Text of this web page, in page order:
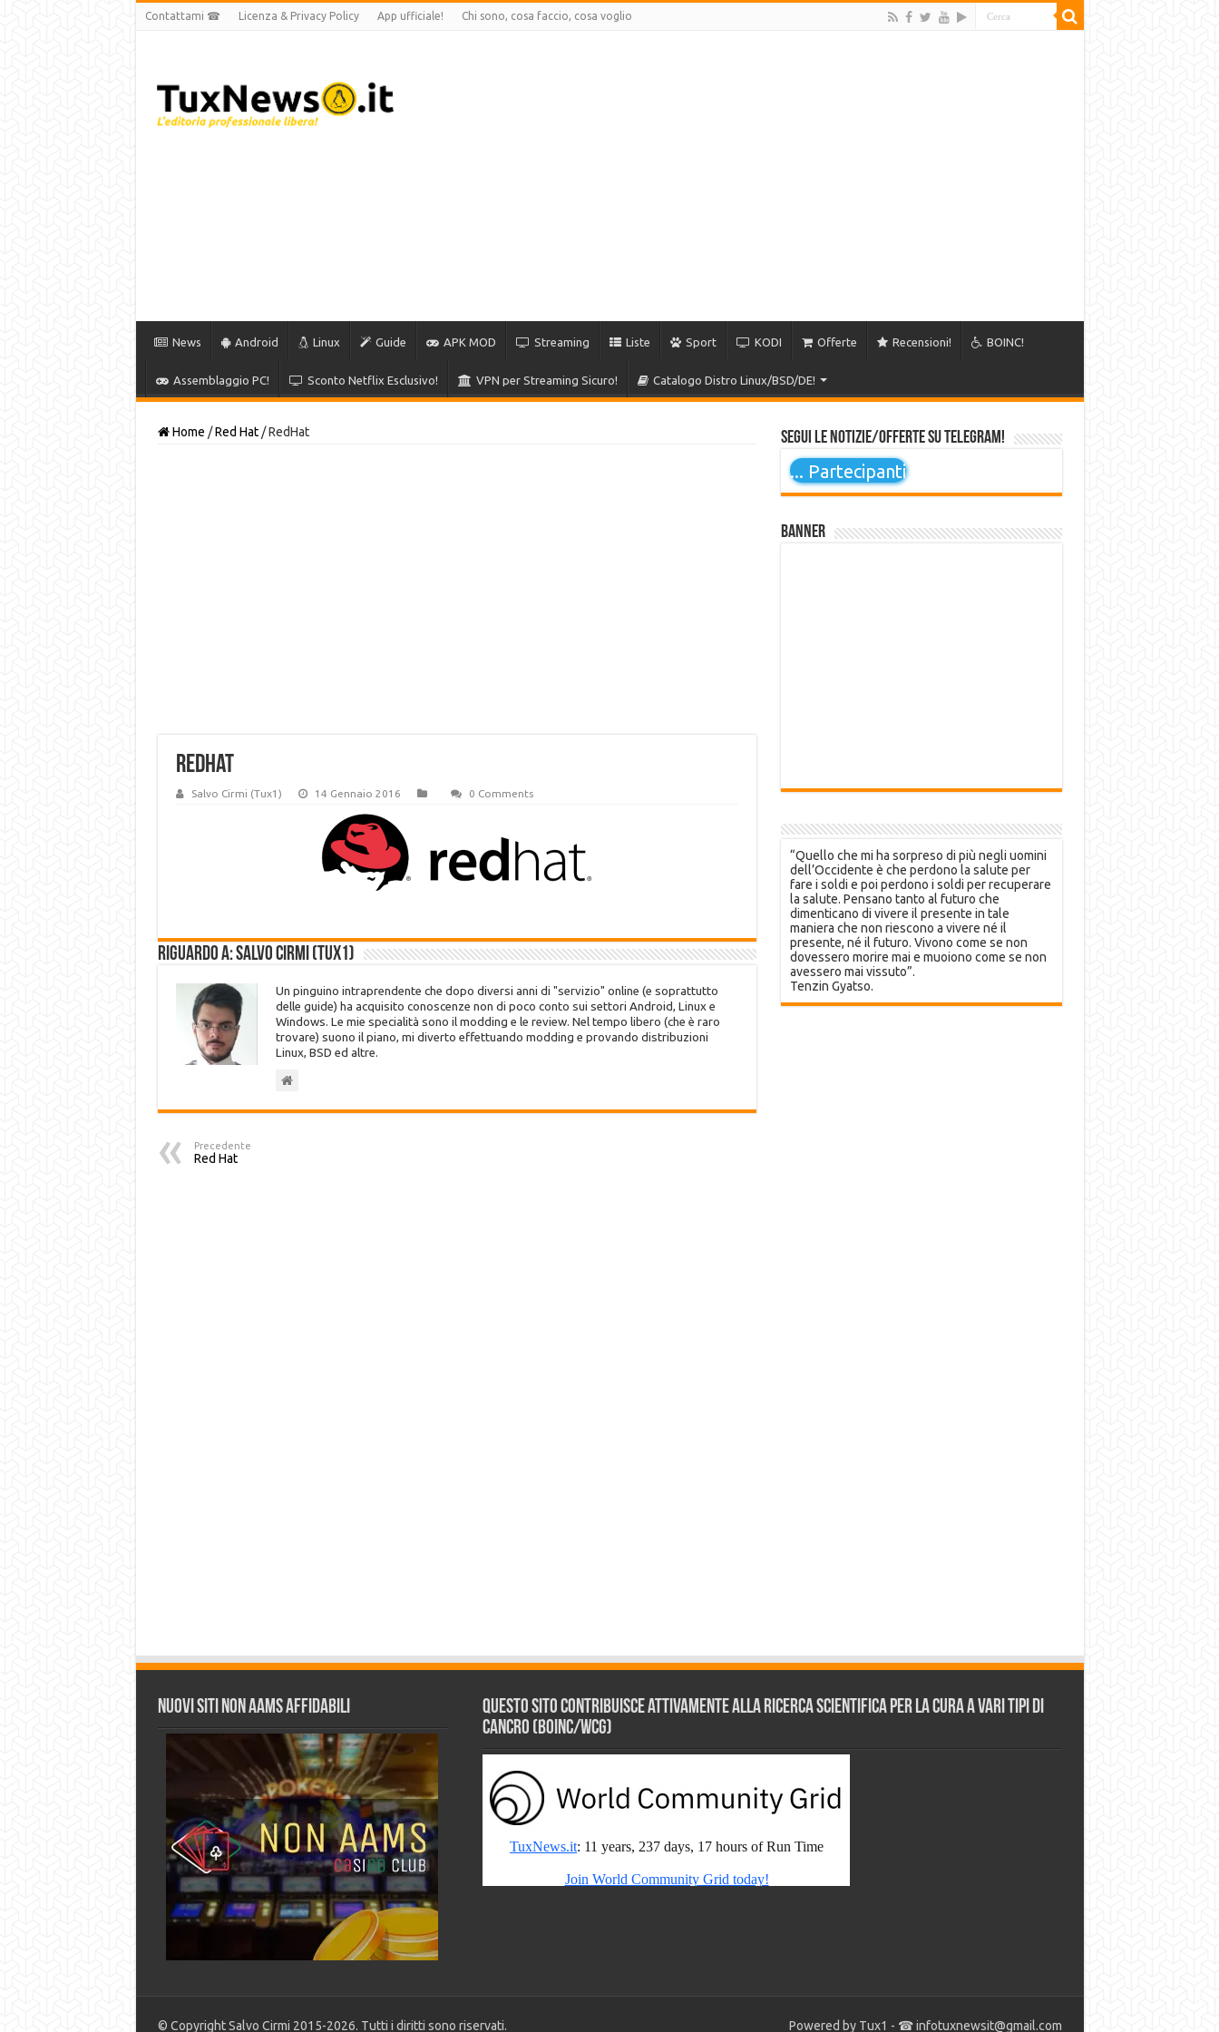
Contattami ☎ Licenza & Privacy Policy App ufficiale! Chi sono, cosa faccio, cosa voglio
News Android Linux Guide APK MOD Streaming Liste Sport KODI Offerte Recensioni! BOINC!
Assemblaggio PC! Sconto Netflix Esclusivo! VPN per Streaming Sicuro! Catalogo Distro Linux/BSD/DE!
Home / Red Hat / RedHat
RedHat
Salvo Cirmi (Tux1) 14 Gennaio 2016 0 Comments
Riguardo a: Salvo Cirmi (Tux1)
Un pinguino intraprendente che dopo diversi anni di "servizio" online (e soprattutto
delle guide) ha acquisito conoscenze non di poco conto sui settori Android, Linux e
Windows. Le mie specialità sono il modding e le review. Nel tempo libero (che è raro
trovare) suono il piano, mi diverto effettuando modding e provando distribuzioni
Linux, BSD ed altre.
Precedente
Red Hat
Segui le notizie/offerte su Telegram!
... Partecipanti
Banner
“Quello che mi ha sorpreso di più negli uomini
dell’Occidente è che perdono la salute per
fare i soldi e poi perdono i soldi per recuperare
la salute. Pensano tanto al futuro che
dimenticano di vivere il presente in tale
maniera che non riescono a vivere né il
presente, né il futuro. Vivono come se non
dovessero morire mai e muoiono come se non
avessero mai vissuto”.
Tenzin Gyatso.
Nuovi siti non AAMS affidabili
Questo sito contribuisce attivamente alla ricerca scientifica per la cura a vari tipi di
Cancro (BOINC/WCG)
Powered by Tux1 - ☎infotuxnewsit@gmail.com
© Copyright Salvo Cirmi 2015-2026. Tutti i diritti sono riservati.